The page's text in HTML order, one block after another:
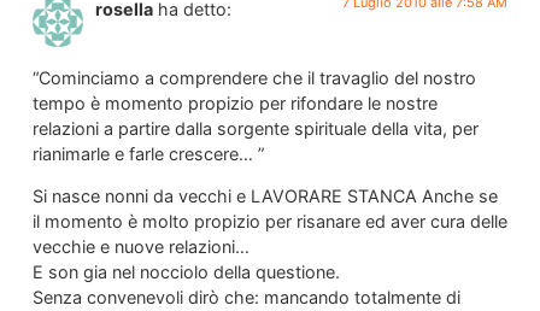
rosella ha detto:
“Cominciamo a comprendere che il travaglio del nostro
tempo è momento propizio per rifondare le nostre
relazioni a partire dalla sorgente spirituale della vita, per
rianimarle e farle crescere… ”
Si nasce nonni da vecchi e LAVORARE STANCA Anche se
il momento è molto propizio per risanare ed aver cura delle
vecchie e nuove relazioni…
E son gia nel nocciolo della questione.
Senza convenevoli dirò che: mancando totalmente di